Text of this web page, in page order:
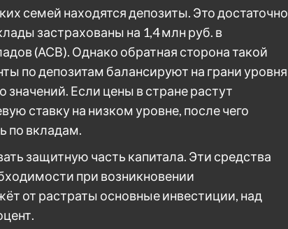
семей находятся депозиты. Это достаточно
застрахованы на 1,4 млн руб. в
(АСВ). Однако обратная сторона такой
по депозитам балансируют на грани уровня
Если цены в стране растут
ставку на низком уровне, после чего
по вкладам.
защитную часть капитала. Эти средства
при возникновении
от растраты основные инвестиции, над